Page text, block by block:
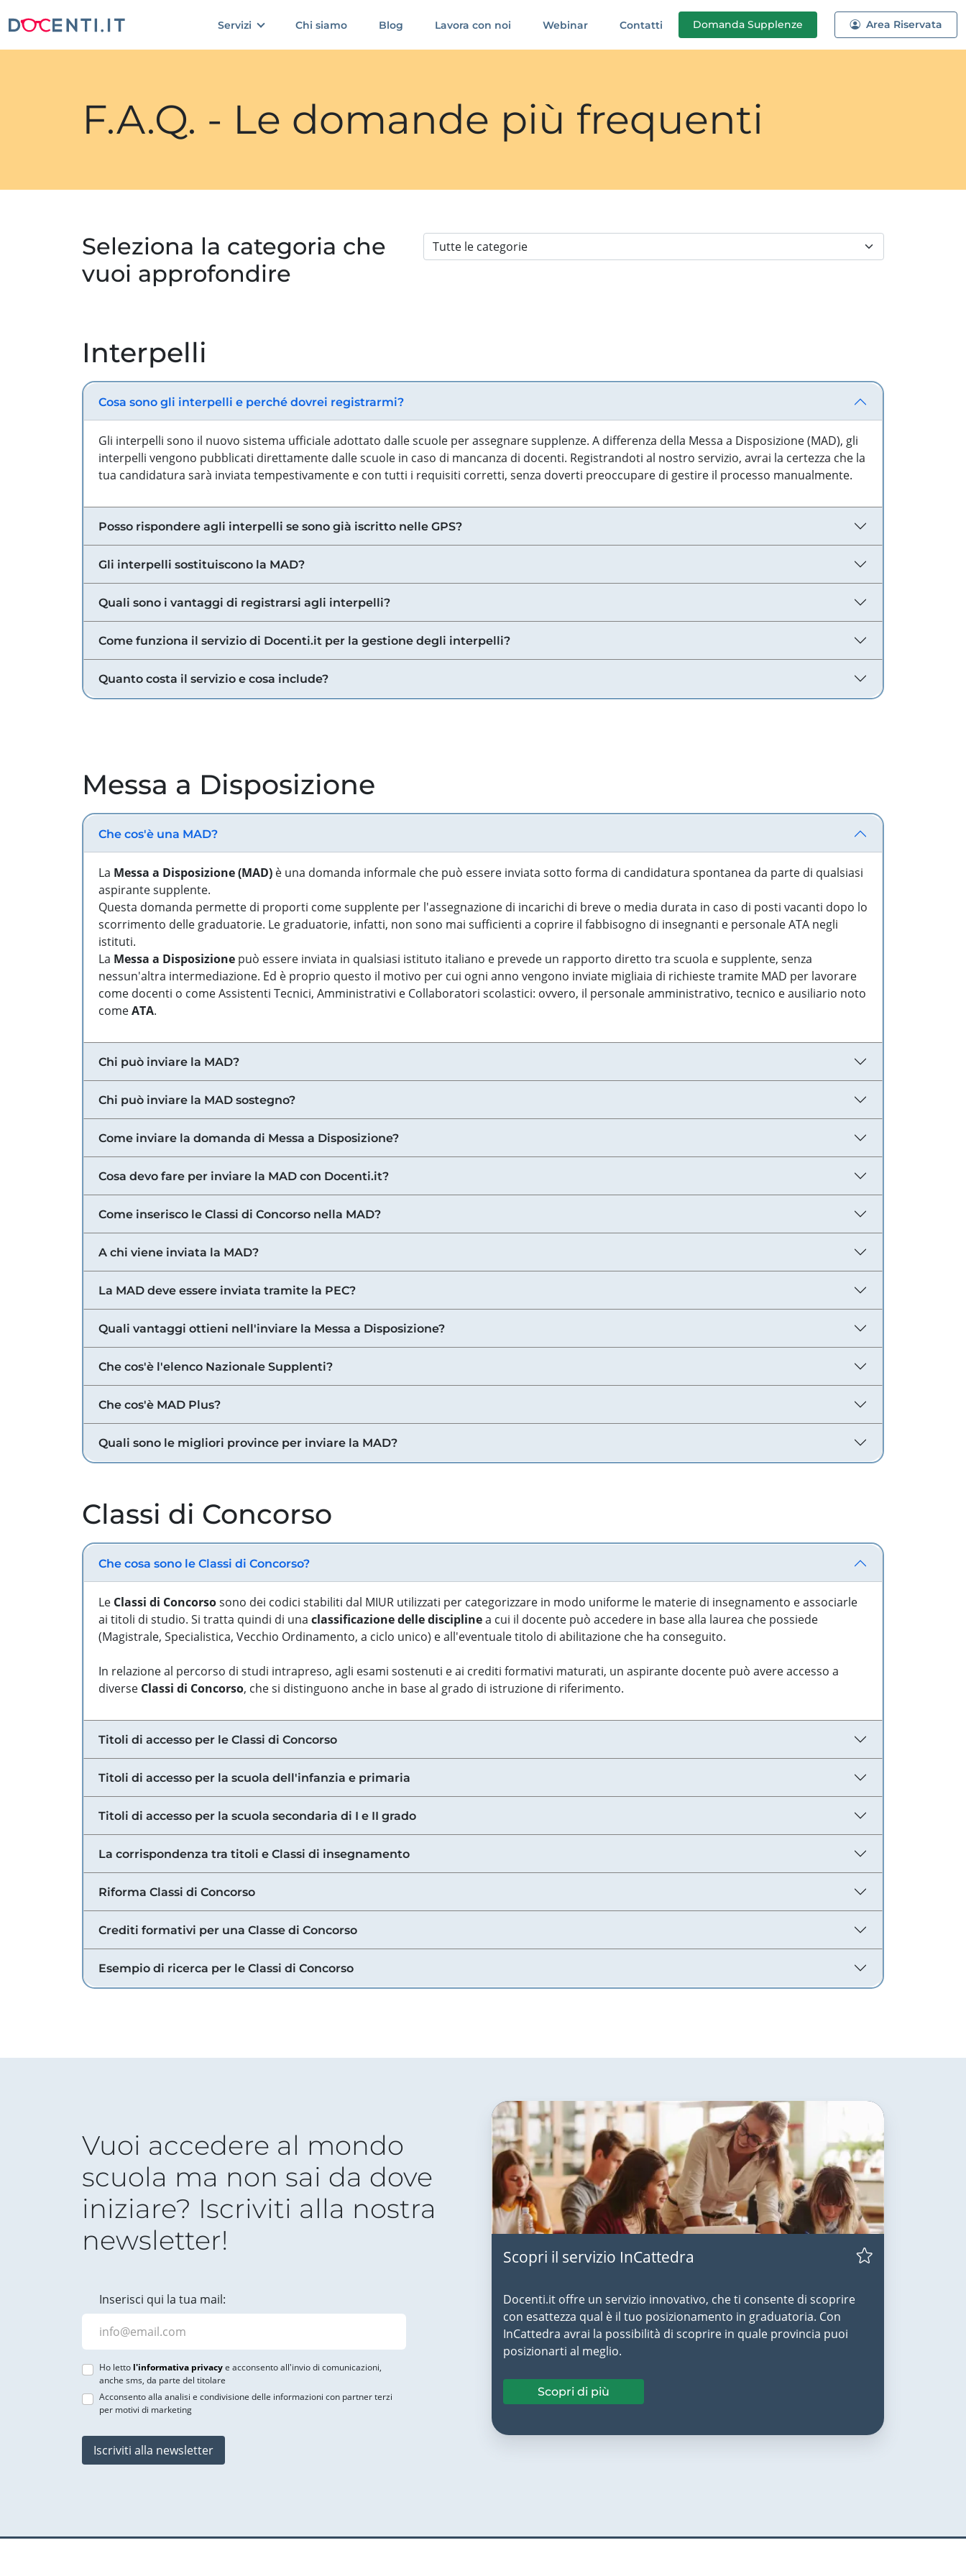
Servizi Chi siamo Blog Lavora con noi Webinar Contatti Domanda Supplenze Area Riservata
F.A.Q. - Le domande più frequenti
Seleziona la categoria che
vuoi approfondire
Interpelli
Cosa sono gli interpelli e perché dovrei registrarmi?
Gli interpelli sono il nuovo sistema ufficiale adottato dalle scuole per assegnare supplenze. A differenza della Messa a Disposizione (MAD), gli
interpelli vengono pubblicati direttamente dalle scuole in caso di mancanza di docenti. Registrandoti al nostro servizio, avrai la certezza che la
tua candidatura sarà inviata tempestivamente e con tutti i requisiti corretti, senza doverti preoccupare di gestire il processo manualmente.
Posso rispondere agli interpelli se sono già iscritto nelle GPS?
Gli interpelli sostituiscono la MAD?
Quali sono i vantaggi di registrarsi agli interpelli?
Come funziona il servizio di Docenti.it per la gestione degli interpelli?
Quanto costa il servizio e cosa include?
Messa a Disposizione
Che cos'è una MAD?
La Messa a Disposizione (MAD) è una domanda informale che può essere inviata sotto forma di candidatura spontanea da parte di qualsiasi
aspirante supplente.
Questa domanda permette di proporti come supplente per l'assegnazione di incarichi di breve o media durata in caso di posti vacanti dopo lo
scorrimento delle graduatorie. Le graduatorie, infatti, non sono mai sufficienti a coprire il fabbisogno di insegnanti e personale ATA negli
istituti.
La Messa a Disposizione può essere inviata in qualsiasi istituto italiano e prevede un rapporto diretto tra scuola e supplente, senza
nessun'altra intermediazione. Ed è proprio questo il motivo per cui ogni anno vengono inviate migliaia di richieste tramite MAD per lavorare
come docenti o come Assistenti Tecnici, Amministrativi e Collaboratori scolastici: ovvero, il personale amministrativo, tecnico e ausiliario noto
comeATA.
Chi può inviare la MAD?
Chi può inviare la MAD sostegno?
Come inviare la domanda di Messa a Disposizione?
Cosa devo fare per inviare la MAD con Docenti.it?
Come inserisco le Classi di Concorso nella MAD?
A chi viene inviata la MAD?
La MAD deve essere inviata tramite la PEC?
Quali vantaggi ottieni nell'inviare la Messa a Disposizione?
Che cos'è l'elenco Nazionale Supplenti?
Che cos'è MAD Plus?
Quali sono le migliori province per inviare la MAD?
Classi di Concorso
Che cosa sono le Classi di Concorso?
Le Classi di Concorsosono dei codici stabiliti dal MIUR utilizzati per categorizzare in modo uniforme le materie di insegnamento e associarle
ai titoli di studio. Si tratta quindi di una classificazione delle disciplinea cui il docente può accedere in base alla laurea che possiede
(Magistrale, Specialistica, Vecchio Ordinamento, a ciclo unico) e all'eventuale titolo di abilitazione che ha conseguito.
In relazione al percorso di studi intrapreso, agli esami sostenuti e ai crediti formativi maturati, un aspirante docente può avere accesso a
diverse Classi di Concorso, che si distinguono anche in base al grado di istruzione di riferimento.
Titoli di accesso per le Classi di Concorso
Titoli di accesso per la scuola dell'infanzia e primaria
Titoli di accesso per la scuola secondaria di I e II grado
La corrispondenza tra titoli e Classi di insegnamento
Riforma Classi di Concorso
Crediti formativi per una Classe di Concorso
Esempio di ricerca per le Classi di Concorso
Vuoi accedere al mondo
scuola ma non sai da dove
iniziare? Iscriviti alla nostra
newsletter!
Inserisci qui la tua mail:
Ho letto l'informativa privacye acconsento all'invio di comunicazioni,
anche sms, da parte del titolare
Acconsento alla analisi e condivisione delle informazioni con partner terzi
per motivi di marketing
Iscriviti alla newsletter
Scopri il servizio InCattedra
Docenti.it offre un servizio innovativo, che ti consente di scoprire
con esattezza qual è il tuo posizionamento in graduatoria. Con
InCattedra avrai la possibilità di scoprire in quale provincia puoi
posizionarti al meglio.
Scopri di più